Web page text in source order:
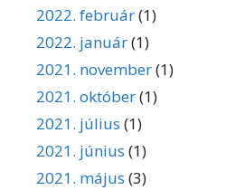
2022. február(1)
2022. január(1)
2021. november(1)
2021. október(1)
2021. július (1)
2021. június (1)
2021. május (3)